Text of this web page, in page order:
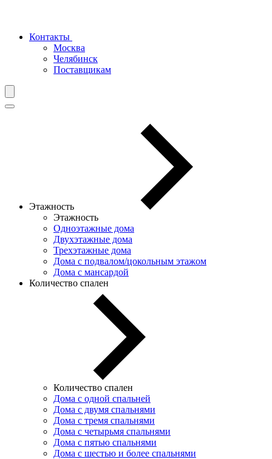
Контакты
Москва
Челябинск
Поставщикам
Этажность
Этажность
Одноэтажные дома
Двухэтажные дома
Трехэтажные дома
Дома с подвалом/цокольным этажом
Дома с мансардой
Количество спален
Количество спален
Дома с одной спальней
Дома с двумя спальнями
Дома с тремя спальнями
Дома с четырьмя спальнями
Дома с пятью спальнями
Дома с шестью и более спальнями